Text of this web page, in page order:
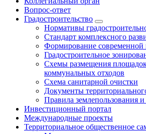
Вопрос-ответ
Градостроительство
Нормативы
Стандарт комплексного
Формирование современной
Градостроительное
Схемы размещения
коммунальных отходов
Схема санитарной очистки
Документы
Правила землепользования и
Инвестиционный портал
Международные проекты
Территориальное общественное